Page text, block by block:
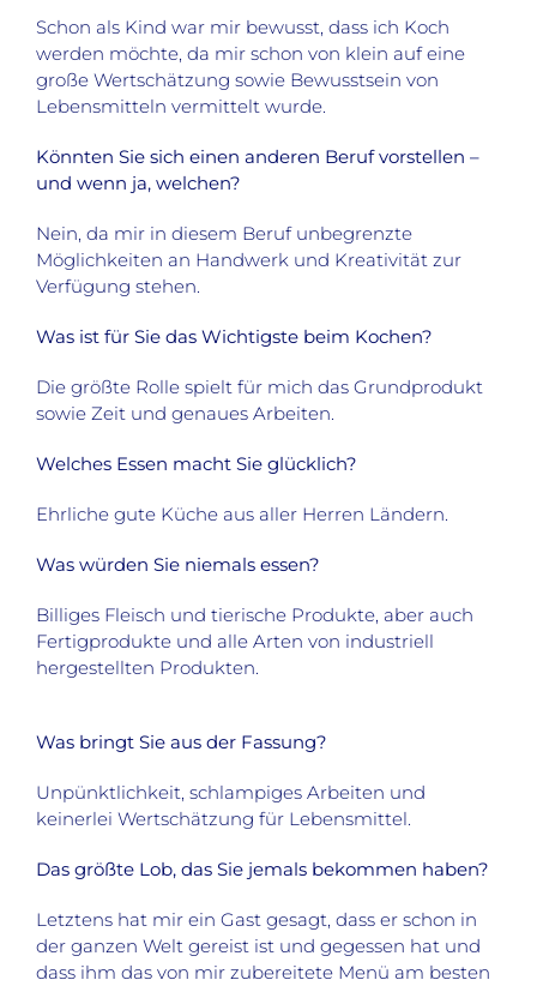
Schon als Kind war mir bewusst, dass ich Koch
werden möchte, da mir schon von klein auf eine
große Wertschätzung sowie Bewusstsein von
Lebensmitteln vermittelt wurde.
Könnten Sie sich einen anderen Beruf vorstellen –
und wenn ja, welchen?
Nein, da mir in diesem Beruf unbegrenzte
Möglichkeiten an Handwerk und Kreativität zur
Verfügung stehen.
Was ist für Sie das Wichtigste beim Kochen?
Die größte Rolle spielt für mich das Grundprodukt
sowie Zeit und genaues Arbeiten.
Welches Essen macht Sie glücklich?
Ehrliche gute Küche aus aller Herren Ländern.
Was würden Sie niemals essen?
Billiges Fleisch und tierische Produkte, aber auch
Fertigprodukte und alle Arten von industriell
hergestellten Produkten.
Was bringt Sie aus der Fassung?
Unpünktlichkeit, schlampiges Arbeiten und
keinerlei Wertschätzung für Lebensmittel.
Das größte Lob, das Sie jemals bekommen haben?
Letztens hat mir ein Gast gesagt, dass er schon in
der ganzen Welt gereist ist und gegessen hat und
dass ihm das von mir zubereitete Menü am besten